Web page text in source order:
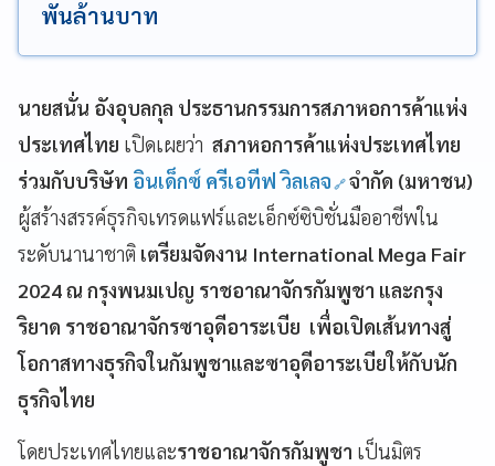
พันล้านบาท
นายสนั่น อังอุบลกุล ประธานกรรมการสภาหอการค้าแห่ง
ประเทศไทย เปิดเผยว่า สภาหอการค้าแห่งประเทศไทย
ร่วมกับบริษัท อินเด็กซ์ ครีเอทีฟ วิลเลจ จำกัด (มหาชน)
ผู้สร้างสรรค์ธุรกิจเทรดแฟร์และเอ็กซ์ซิบิชั่นมืออาชีพใน
ระดับนานาชาติ เตรียมจัดงาน International Mega Fair
2024 ณ กรุงพนมเปญ ราชอาณาจักรกัมพูชา และกรุง
ริยาด ราชอาณาจักรซาอุดีอาระเบีย เพื่อเปิดเส้นทางสู่
โอกาสทางธุรกิจในกัมพูชาและซาอุดีอาระเบียให้กับนัก
ธุรกิจไทย
โดยประเทศไทยและราชอาณาจักรกัมพูชา เป็นมิตร